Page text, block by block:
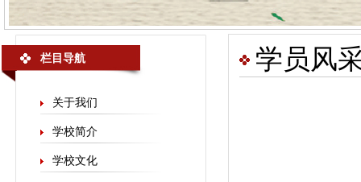
栏目导航
关于我们
学校简介
学校文化
学员风